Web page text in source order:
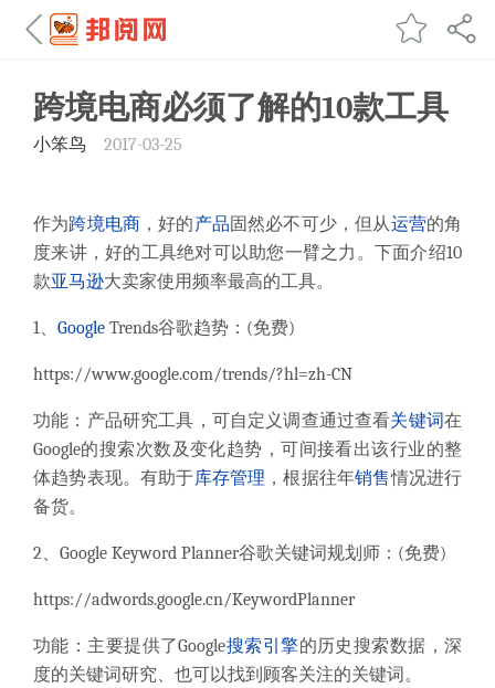
跨境电商必须了解的10款工具
小笨鸟 2017-03-25
作为跨境电商 ，好的产品固然必不可少，但从运营的角
度来讲，好的工具绝对可以助您一臂之力。下面介绍10
款亚马逊大卖家使用频率最高的工具。
1、 Google Trends谷歌趋势： (免费)
https://www.google.com/trends/?hl=zh-CN
功能：产品研究工具，可自定义调查通过查看关键词在
Google的搜索次数及变化趋势，可间接看出该行业的整
体趋势表现。有助于库存管理 ，根据往年销售情况进行
备货。
2、 Google Keyword Planner谷歌关键词规划师： (免费)
https://adwords.google.cn/KeywordPlanner
功能：主要提供了Google搜索引擎的历史搜索数据，深
度的关键词研究、也可以找到顾客关注的关键词。